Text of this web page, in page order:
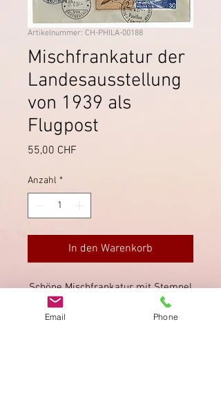
Artikelnummer: CH-PHILA-00188
Mischfrankatur der
Landesausstellung
von 1939 als
Flugpost
55,00 CHF
Anzahl *
In den Warenkorb
Schöne Mischfrankatur mit Stempel
der Schweiz. Landesausstellung
vom 15.5.1939, versandt als
Email Phone